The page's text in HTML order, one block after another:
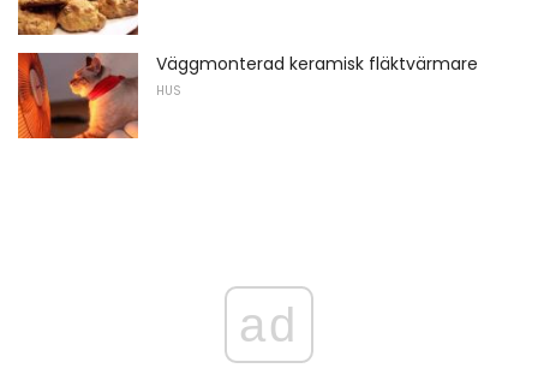
Väggmonterad keramisk fläktvärmare
HUS
ad